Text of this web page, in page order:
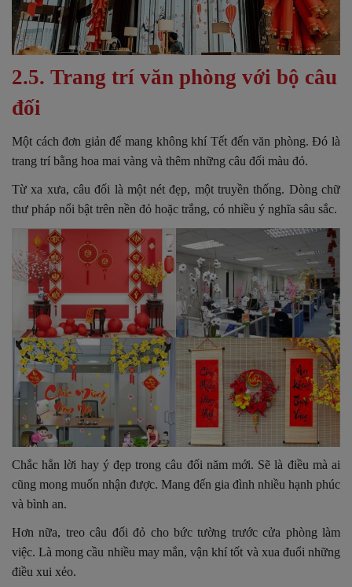
2.5. Trang trí văn phòng với bộ câu
đối
Một cách đơn giản để mang không khí Tết đến văn phòng. Đó là
trang trí bằng hoa mai vàng và thêm những câu đối màu đỏ.
Từ xa xưa, câu đối là một nét đẹp, một truyền thống. Dòng chữ
thư pháp nổi bật trên nền đỏ hoặc trắng, có nhiều ý nghĩa sâu sắc.
Chắc hẳn lời hay ý đẹp trong câu đối năm mới. Sẽ là điều mà ai
cũng mong muốn nhận được. Mang đến gia đình nhiều hạnh phúc
và bình an.
Hơn nữa, treo câu đối đỏ cho bức tường trước cửa phòng làm
việc. Là mong cầu nhiều may mắn, vận khí tốt và xua đuổi những
điều xui xẻo.